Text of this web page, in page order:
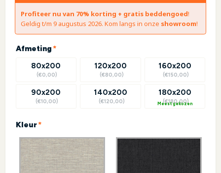
Profiteer nu van 70% korting + gratis beddengoed!
Geldig t/m 9 augustus 2026. Kom langs in onze showroom!
Afmeting*(required)
80x200
(€0,00)
90x200
(€10,00)
120x200
(€80,00)
140x200
(€120,00)
160x200
(€150,00)
180x200
(€180,00)
?
Kleur*(required)